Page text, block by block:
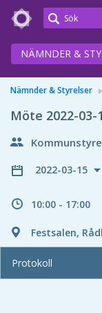
Meetings+
NÄMNDER &
Nämnder & Styrelser
Möte 2022-03-
2022-03-15
10:00 - 17:00
Festsalen,
Protokoll